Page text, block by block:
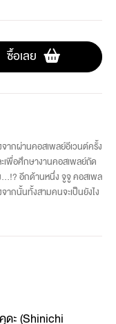
ซื้อเลย
จากผ่านคอสเพลย์อีเวนต์ครั้ง
เพื่อศึกษางานคอสเพลย์ถัด
อีกด้านหนึ่ง จูจู คอสเพล
ากนั้นทั้งสามคนจะเป็นยังไง
ะ (Shinichi